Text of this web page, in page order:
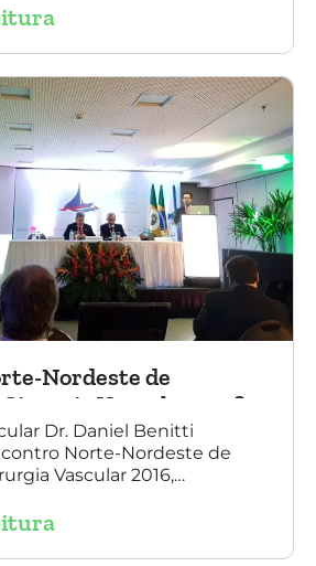
e mundial com esta
direita Dr. Carlos Alberto
Nordeste de
Vascular 2016
Dr. Daniel Benitti
Norte-Nordeste de
Vascular 2016,